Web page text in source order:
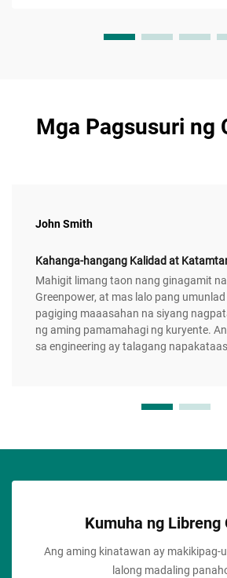
Mga Pagsusuri ng
John Smith
Kahanga-hangang Kalidad at
Mahigit limang taon nang ginagamit
Greenpower, at mas lalo pang
pagiging maaasahan na siyang
ng aming pamamahagi ng kuryente.
sa engineering ay talagang
Kumuha ng Libreng
Ang aming kinatawan ay makikipag-
lalong madaling